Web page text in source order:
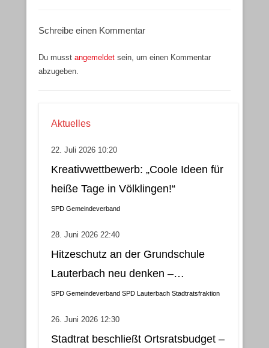
Schreibe einen Kommentar
Du musst angemeldet sein, um einen Kommentar
abzugeben.
Aktuelles
22. Juli 2026 10:20
Kreativwettbewerb: „Coole Ideen für
heiße Tage in Völklingen!“
SPD Gemeindeverband
28. Juni 2026 22:40
Hitzeschutz an der Grundschule
Lauterbach neu denken –
Klimatisierung als wirtschaftliche
SPD Gemeindeverband SPD Lauterbach Stadtratsfraktion
26. Juni 2026 12:30
Stadtrat beschließt Ortsratsbudget –